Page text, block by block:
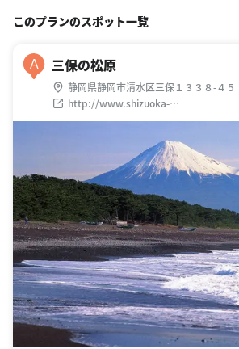
このプランのスポット一覧
A 三保の松原
静岡県静岡市清水区三保１３３８-４５
http://www.shizuoka-
citypromotion.jp/mihonomatsubara/